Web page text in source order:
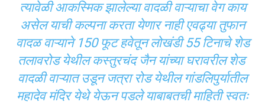
त्यावेळी आकस्मिक झालेल्या वादळी वाऱ्याचा वेग काय
असेल याची कल्पना करता येणार नाही एवढ्या तुफान
वादळ वाऱ्याने 150 फूट हवेतून लोखंडी 55 टिनाचे शेड
तलावरोड येथील कस्तुरचंद जैन यांच्या घरावरील शेड
वादळी वाऱ्यात उडून जत्रा रोड येथील गांडलिपुर्यातील
महादेव मंदिर येथे येऊन पडले याबाबतची माहिती स्वतः